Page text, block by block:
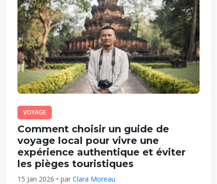
VOYAGE
Comment choisir un guide de
voyage local pour vivre une
expérience authentique et éviter
les pièges touristiques
15 Jan 2026 • par Clara Moreau